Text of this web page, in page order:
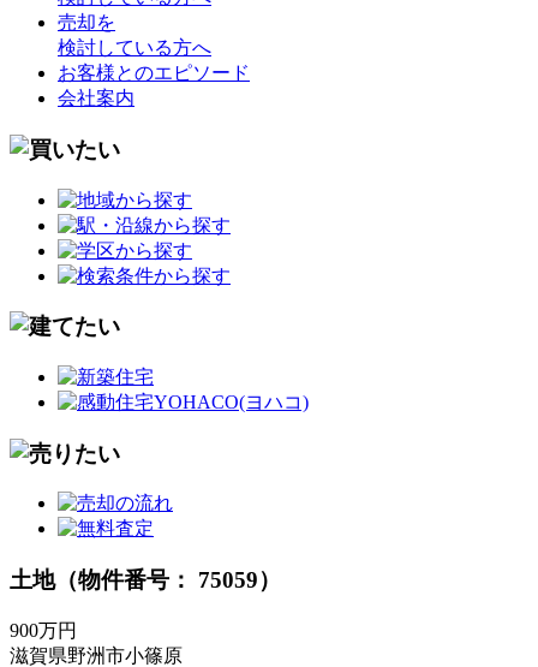
売却を
検討している方へ
お客様とのエピソード
会社案内
土地（物件番号： 75059）
900万円
滋賀県野洲市小篠原